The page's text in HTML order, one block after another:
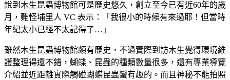
說到木生昆蟲博物館可是歷史悠久，創立至今已有近60年的歲
月，難怪埔里人 VC 表示：「我很小的時候有來過耶！但當時
年紀太小已經不太記得了…」
雖然木生昆蟲博物館頗有歷史，不過實際到訪木生覺得環境維
護整理得還不錯，蝴蝶、昆蟲的種類數量很多，還有專業導覽
介紹並近距離實際觸碰蝴蝶昆蟲蠻有趣的。而且神秘不能拍照